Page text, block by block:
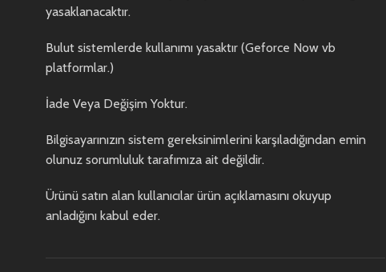
yasaklanacaktır.
Bulut sistemlerde kullanımı yasaktır (Geforce Now vb
platformlar.)
İade Veya Değişim Yoktur.
Bilgisayarınızın sistem gereksinimlerini karşıladığından emin
olunuz sorumluluk tarafımıza ait değildir.
Ürünü satın alan kullanıcılar ürün açıklamasını okuyup
anladığını kabul eder.